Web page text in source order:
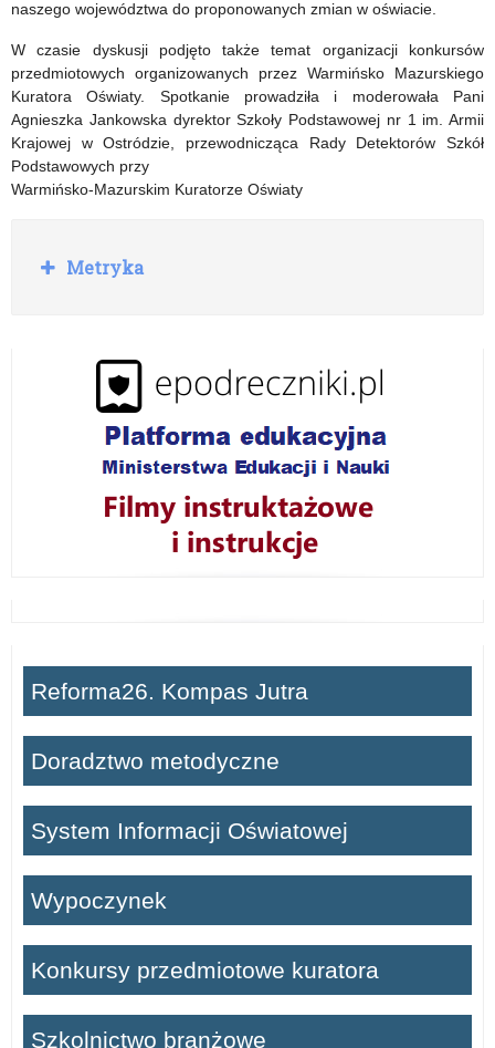
naszego województwa do proponowanych zmian w oświacie.
W czasie dyskusji podjęto także temat organizacji konkursów
przedmiotowych organizowanych przez Warmińsko Mazurskiego
Kuratora Oświaty. Spotkanie prowadziła i moderowała Pani
Agnieszka Jankowska dyrektor Szkoły Podstawowej nr 1 im. Armii
Krajowej w Ostródzie, przewodnicząca Rady Detektorów Szkół
Podstawowych przy
Warmińsko-Mazurskim Kuratorze Oświaty
R
o
Metryka
Reforma26. Kompas Jutra
Doradztwo metodyczne
System Informacji Oświatowej
Wypoczynek
Konkursy przedmiotowe kuratora
Szkolnictwo branżowe